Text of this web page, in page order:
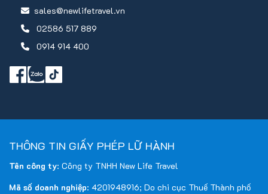
sales@newlifetravel.vn
02586 517 889
0914 914 400
THÔNG TIN GIẤY PHÉP LỮ HÀNH
Tên công ty: Công ty TNHH New Life Travel
Mã số doanh nghiệp: 4201948916; Do chi cục Thuế Thành phố